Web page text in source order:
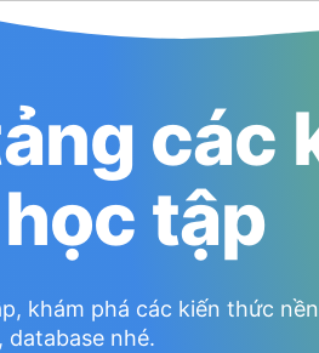
các
tập
khám phá các kiến thức
nhé.